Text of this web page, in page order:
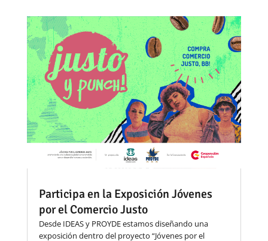
Participa en la Exposición Jóvenes
por el Comercio Justo
Desde IDEAS y PROYDE estamos diseñando una
exposición dentro del proyecto “Jóvenes por el